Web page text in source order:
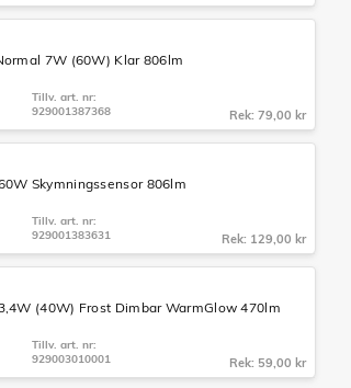
7W (60W) Klar 806lm
Tillv. art. nr:
929001387368
Rek: 79,00 kr
Skymningssensor 806lm
Tillv. art. nr:
929001383631
Rek: 129,00 kr
(40W) Frost Dimbar WarmGlow 470lm
Tillv. art. nr:
929003010001
Rek: 59,00 kr